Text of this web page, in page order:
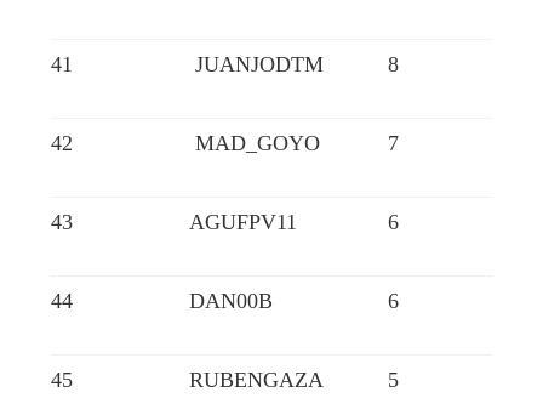
41 JUANJODTM 8
42 MAD_GOYO 7
43 AGUFPV11 6
44 DAN00B 6
45 RUBENGAZA 5